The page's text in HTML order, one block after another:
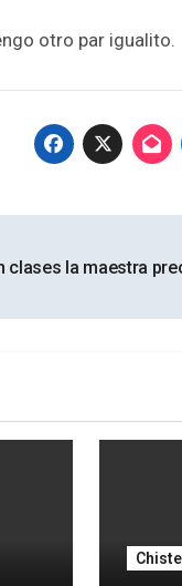
otro par igualito.
clases la maestra